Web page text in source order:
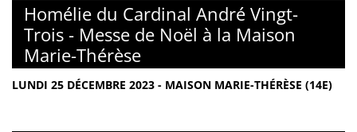
Homélie du Cardinal André Vingt-
Trois - Messe de Noël à la Maison
Marie-Thérèse
LUNDI 25 DÉCEMBRE 2023 - MAISON MARIE-THÉRÈSE (14E)